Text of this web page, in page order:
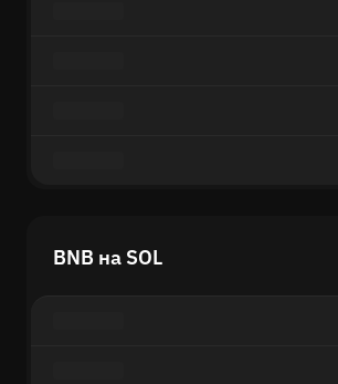
BNB на SOL